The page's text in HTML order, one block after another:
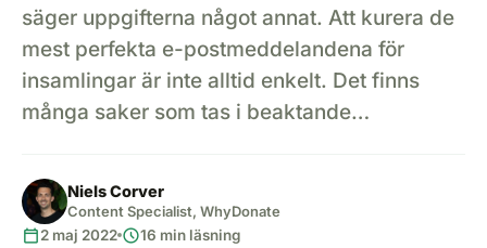
säger uppgifterna något annat. Att kurera de
mest perfekta e-postmeddelandena för
insamlingar är inte alltid enkelt. Det finns
många saker som tas i beaktande…
Niels Corver
Content Specialist, WhyDonate
calendar_today2 maj 2022 schedule16 min läsning